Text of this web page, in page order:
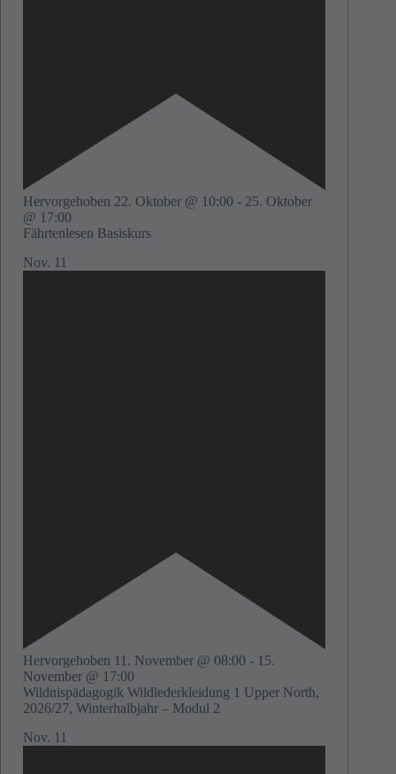
Hervorgehoben 22. Oktober @ 10:00 - 25. Oktober
@ 17:00
Fährtenlesen Basiskurs
Nov. 11
Hervorgehoben 11. November @ 08:00 - 15.
November @ 17:00
Wildnispädagogik Wildlederkleidung 1 Upper North,
2026/27, Winterhalbjahr – Modul 2
Nov. 11